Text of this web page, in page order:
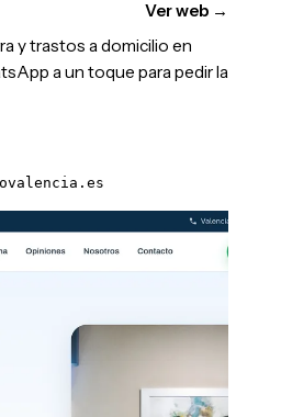
Ver web →
y trastos a domicilio en
a un toque para pedir la